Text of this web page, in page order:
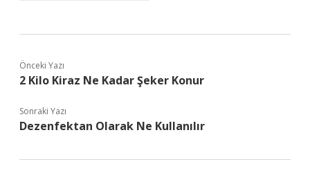
Önceki Yazı
2 Kilo Kiraz Ne Kadar Şeker Konur
Sonraki Yazı
Dezenfektan Olarak Ne Kullanılır